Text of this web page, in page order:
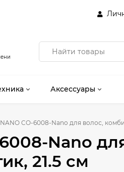
Аксессуары
CO-6008-Nano для волос,
Nano
21.5 см